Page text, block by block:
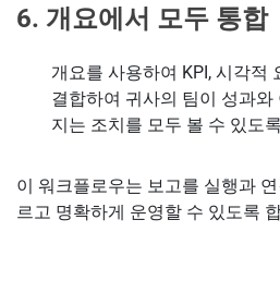
6. 개요에서 모두 통합
개요를 사용하여 KPI, 시각적
결합하여 귀사의 팀이 성과
지는 조치를 모두 볼 수 있도
이 워크플로우는 보고를 실행과
르고 명확하게 운영할 수 있도록